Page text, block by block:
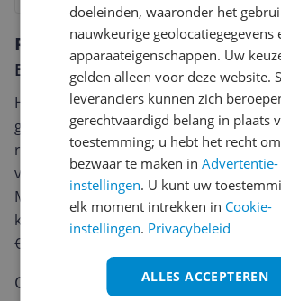
Reviews
Er zijn nog geen reviews
Heb jij dit product in bezit en wil je
geven? Start dan hieronder met het
review. Afhankelijk van de details duurt
van een review gemiddeld tussen de 3
Met jouw mening help je andere
keuze te maken én maak je iedere
€250,-!
Klik hier voor de
Cijfer
doeleinden, waaronder het
nauwkeurige geolocatiegegevens
apparaateigenschappen. Uw
gelden alleen voor deze website.
leveranciers kunnen zich
gerechtvaardigd belang in plaats
toestemming; u hebt het recht om
bezwaar te maken inAdvertentie-
instellingen. U kunt uw
elk moment intrekken in Cookie-
instellingen. Privacybeleid
ALLES ACCEPTEREN